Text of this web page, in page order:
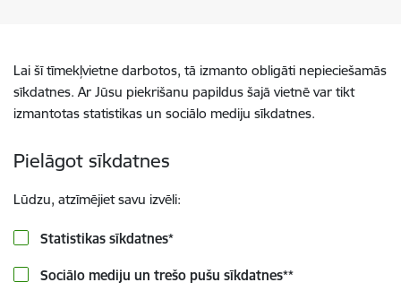
Lai šī tīmekļvietne darbotos, tā izmanto obligāti nepieciešamās
sīkdatnes. Ar Jūsu piekrišanu papildus šajā vietnē var tikt
izmantotas statistikas un sociālo mediju sīkdatnes.
Pielāgot sīkdatnes
Lūdzu, atzīmējiet savu izvēli:
Statistikas sīkdatnes*
Sociālo mediju un trešo pušu sīkdatnes**